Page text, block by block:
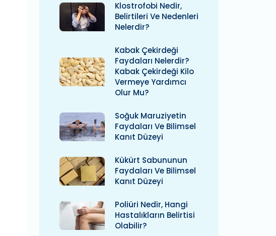
Klostrofobi Nedir,
Belirtileri Ve Nedenleri
Nelerdir?
Kabak Çekirdeği
Faydaları Nelerdir?
Kabak Çekirdeği Kilo
Vermeye Yardımcı
Olur Mu?
Soğuk Maruziyetin
Faydaları Ve Bilimsel
Kanıt Düzeyi
Kükürt Sabununun
Faydaları Ve Bilimsel
Kanıt Düzeyi
Poliüri Nedir, Hangi
Hastalıkların Belirtisi
Olabilir?